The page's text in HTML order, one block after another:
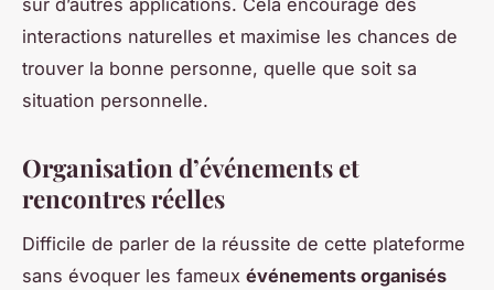
sur d’autres applications. Cela encourage des
interactions naturelles et maximise les chances de
trouver la bonne personne, quelle que soit sa
situation personnelle.
Organisation d’événements et
rencontres réelles
Difficile de parler de la réussite de cette plateforme
sans évoquer les fameux événements organisés